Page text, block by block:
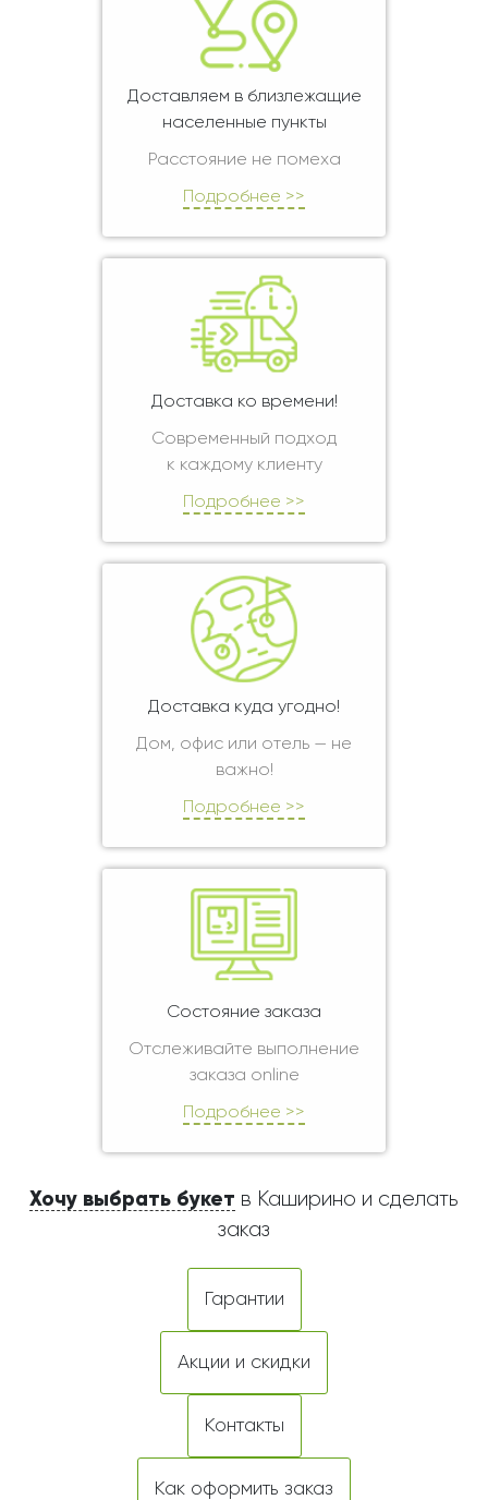
Доставляем в близлежащие
населенные пункты
Расстояние не помеха
Подробнее >>
Доставка ко времени!
Современный подход
к каждому клиенту
Подробнее >>
Доставка куда угодно!
Дом, офис или отель — не
важно!
Подробнее >>
Состояние заказа
Отслеживайте выполнение
заказа online
Подробнее >>
Хочу выбрать букет в Каширино и сделать
заказ
Гарантии
Акции и скидки
Контакты
Как оформить заказ